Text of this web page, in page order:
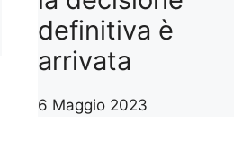
definitiva è
arrivata
6 Maggio 2023